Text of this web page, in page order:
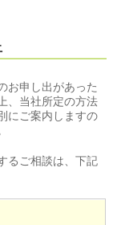
お申し出があった
、当社所定の方法
にご案内しますの
るご相談は、下記